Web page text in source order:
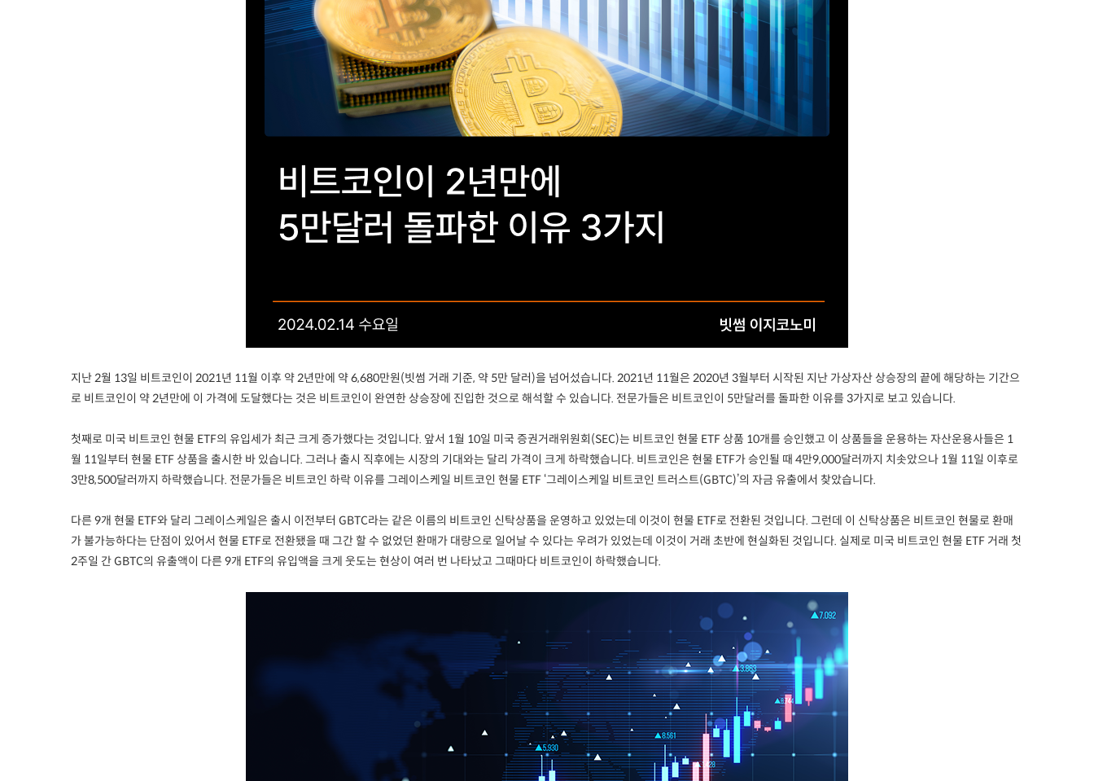
지난 2월 13일 비트코인이 2021년 11월 이후 약 2년만에 약 6,680만원(빗썸 거래 기준, 약 5만 달러)을 넘어섰습니다. 2021년 11월은 2020년 3월부터 시작된 지난 가상자산 상승장의 끝에 해당하는 기간으
로 비트코인이 약 2년만에 이 가격에 도달했다는 것은 비트코인이 완연한 상승장에 진입한 것으로 해석할 수 있습니다. 전문가들은 비트코인이 5만달러를 돌파한 이유를 3가지로 보고 있습니다.
첫째로 미국 비트코인 현물 ETF의 유입세가 최근 크게 증가했다는 것입니다. 앞서 1월 10일 미국 증권거래위원회(SEC)는 비트코인 현물 ETF 상품 10개를 승인했고 이 상품들을 운용하는 자산운용사들은 1
월 11일부터 현물 ETF 상품을 출시한 바 있습니다. 그러나 출시 직후에는 시장의 기대와는 달리 가격이 크게 하락했습니다. 비트코인은 현물 ETF가 승인될 때 4만9,000달러까지 치솟았으나 1월 11일 이후로
3만8,500달러까지 하락했습니다. 전문가들은 비트코인 하락 이유를 그레이스케일 비트코인 현물 ETF ‘그레이스케일 비트코인 트러스트(GBTC)’의 자금 유출에서 찾았습니다.
다른 9개 현물 ETF와 달리 그레이스케일은 출시 이전부터 GBTC라는 같은 이름의 비트코인 신탁상품을 운영하고 있었는데 이것이 현물 ETF로 전환된 것입니다. 그런데 이 신탁상품은 비트코인 현물로 환매
가 불가능하다는 단점이 있어서 현물 ETF로 전환됐을 때 그간 할 수 없었던 환매가 대량으로 일어날 수 있다는 우려가 있었는데 이것이 거래 초반에 현실화된 것입니다. 실제로 미국 비트코인 현물 ETF 거래 첫
2주일 간 GBTC의 유출액이 다른 9개 ETF의 유입액을 크게 웃도는 현상이 여러 번 나타났고 그때마다 비트코인이 하락했습니다.